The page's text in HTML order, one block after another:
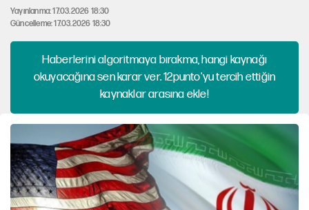
Yayınlanma: 17.03.2026 18:30
Güncelleme: 17.03.2026 18:30
Haberlerini algoritmaya bırakma, hangi kaynağı
okuyacağına sen karar ver. 12punto'yu tercih ettiğin
kaynaklar arasına ekle!